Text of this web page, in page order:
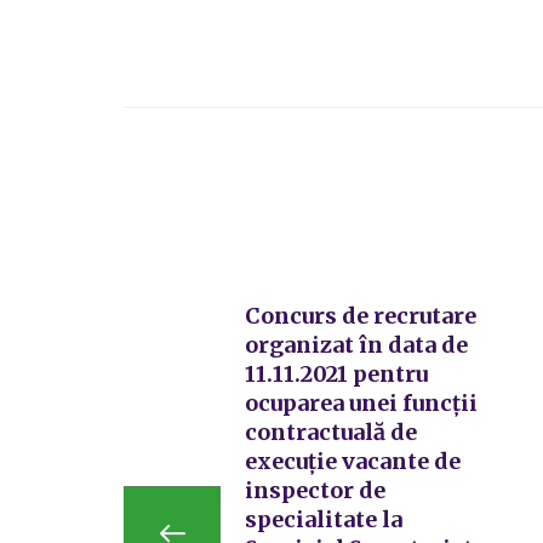
Concurs de recrutare
organizat în data de
11.11.2021 pentru
ocuparea unei funcții
contractuală de
execuție vacante de
inspector de
specialitate la